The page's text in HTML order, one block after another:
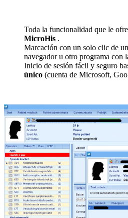
Toda la funcionalidad que le
MicroHis .
Marcación con un solo clic de
navegador u otro programa con
Inicio de sesión fácil y seguro
único (cuenta de Microsoft,